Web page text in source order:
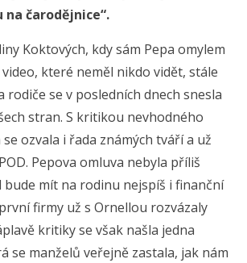
na čarodějnice“.
Koktových, kdy sám Pepa omylem
které neměl nikdo vidět, stále
rodiče se v posledních dnech snesla
stran. S kritikou nevhodného
ozvala i řada známých tváří a už
Pepova omluva nebyla příliš
bude mít na rodinu nejspíš i finanční
firmy už s Ornellou rozvázaly
kritiky se však našla jedna
se manželů veřejně zastala, jak nám